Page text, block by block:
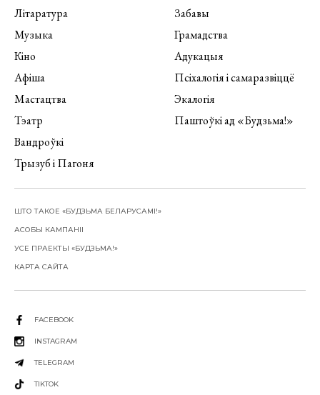
Літаратура
Музыка
Кіно
Афіша
Мастацтва
Тэатр
Вандроўкі
Трызуб і Пагоня
Забавы
Грамадства
Адукацыя
Псіхалогія і самаразвіццё
Экалогія
Паштоўкі ад «Будзьма!»
ШТО ТАКОЕ «БУДЗЬМА БЕЛАРУСАМІ!»
АСОБЫ КАМПАНІІ
УСЕ ПРАЕКТЫ «БУДЗЬМА!»
КАРТА САЙТА
FACEBOOK
INSTAGRAM
TELEGRAM
TIKTOK